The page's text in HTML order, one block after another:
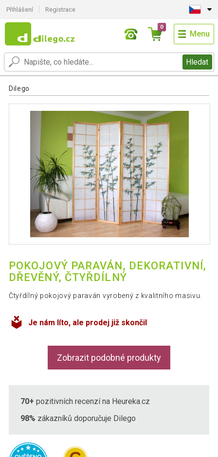
Přihlášení Registrace
Hledat
0
Menu
Dilego
POKOJOVÝ PARAVÁN, DEKORATIVNÍ,
DŘEVĚNÝ, ČTYŘDÍLNÝ
Čtyřdílný pokojový paraván vyrobený z kvalitního masivu.
Je nám líto, ale prodej již skončil
Zobrazit podobné produkty
70+ pozitivních recenzí na Heureka.cz
98% zákazníků doporučuje Dilego